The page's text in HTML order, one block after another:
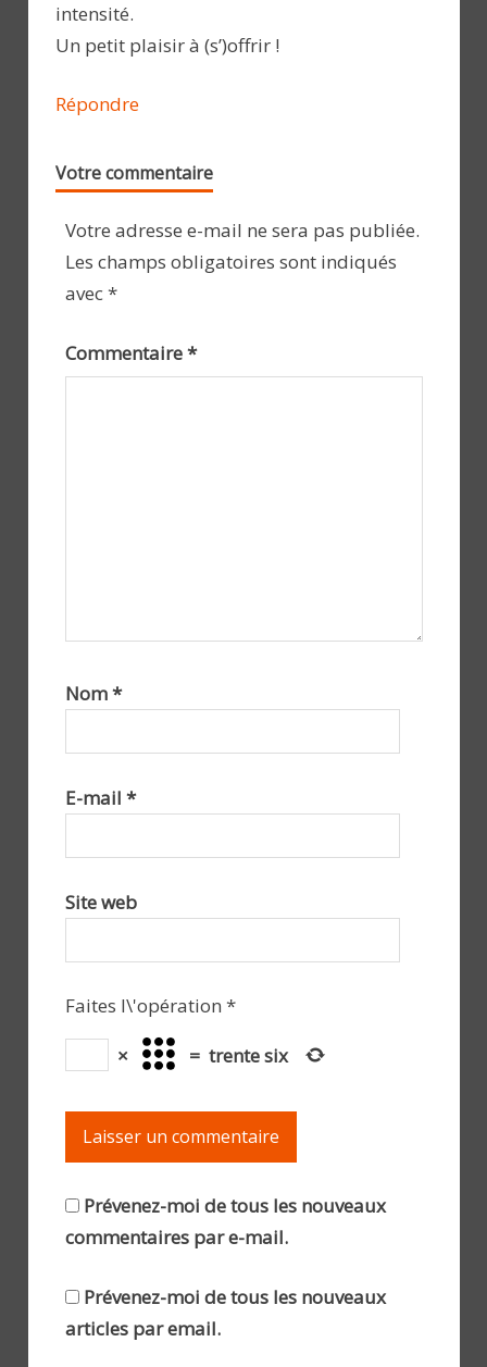
intensité.
Un petit plaisir à (s’)offrir !
Répondre
Votre commentaire
Votre adresse e-mail ne sera pas publiée.
Les champs obligatoires sont indiqués
avec*
Commentaire*
Nom*
E-mail *
Site web
Faites l\'opération *
×
= trente six
Prévenez-moi de tous les nouveaux
commentaires par e-mail.
Prévenez-moi de tous les nouveaux
articles par email.